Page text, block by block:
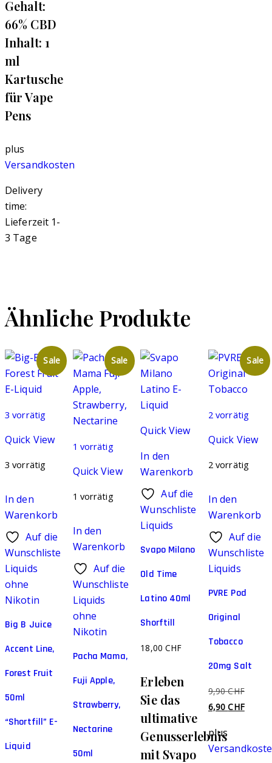
Gehalt:
66% CBD
Inhalt: 1
ml
Kartusche
für Vape
Pens
plus
Versandkosten
Delivery
time:
Lieferzeit 1-
3 Tage
Ähnliche Produkte
Sale
3 vorrätig
Quick View
3 vorrätig
In den
Warenkorb
Auf die
Wunschliste
Liquids
ohne
Nikotin
Big B Juice
Accent Line,
Forest Fruit
50ml
“Shortfill” E-
Liquid
Sale
1 vorrätig
Quick View
1 vorrätig
In den
Warenkorb
Auf die
Wunschliste
Liquids
ohne
Nikotin
Pacha Mama,
Fuji Apple,
Strawberry,
Nectarine
50ml
Quick View
In den
Warenkorb
Auf die
Wunschliste
Liquids
Svapo Milano
Old Time
Latino 40ml
Shorftill
18,00 CHF
Erleben
Sie das
ultimative
Genusserlebnis
mit Svapo
Sale
2 vorrätig
Quick View
2 vorrätig
In den
Warenkorb
Auf die
Wunschliste
Liquids
PVRE Pod
Original
Tobacco
20mg Salt
9,90CHF
Preis
6,90CHF
6,90
plus